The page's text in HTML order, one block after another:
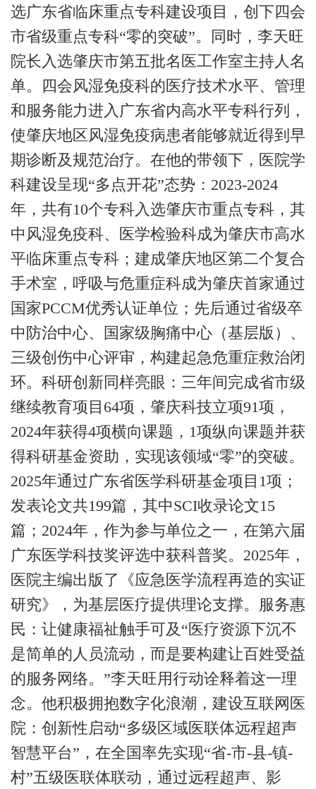
选广东省临床重点专科建设项目，创下四会
市省级重点专科“零的突破”。同时，李天旺
院长入选肇庆市第五批名医工作室主持人名
单。四会风湿免疫科的医疗技术水平、管理
和服务能力进入广东省内高水平专科行列，
使肇庆地区风湿免疫病患者能够就近得到早
期诊断及规范治疗。 在他的带领下，医院学
科建设呈现“多点开花”态势： 2023-2024
年，共有10个专科入选肇庆市重点专科，其
中风湿免疫科、医学检验科成为肇庆市高水
平临床重点专科；建成肇庆地区第二个复合
手术室，呼吸与危重症科成为肇庆首家通过
国家PCCM优秀认证单位；先后通过省级卒
中防治中心、国家级胸痛中心（基层版）、
三级创伤中心评审，构建起急危重症救治闭
环。 科研创新同样亮眼：三年间完成省市级
继续教育项目 64项，肇庆科技立项91项，
2024年获得4项横向课题， 1项纵向课题并获
得科研基金资助，实现该领域“零”的突破。
2025年通过广东省医学科研基金项目 1项；
发表论文共199篇，其中SCI收录论文15
篇； 2024年，作为参与单位之一，在第六届
广东医学科技奖评选中获科普奖。 2025年，
医院主编出版了《应急医学流程再造的实证
研究》，为基层医疗提供理论支撑。 服务惠
民：让健康福祉触手可及 “医疗资源下沉不
是简单的人员流动，而是要构建让百姓受益
的服务网络。”李天旺用行动诠释着这一理
念。 他积极拥抱数字化浪潮，建设互联网医
院：创新性启动“多级区域医联体远程超声
智慧平台”，在全国率先实现“省-市-县-镇-
村”五级医联体联动，通过远程超声、影